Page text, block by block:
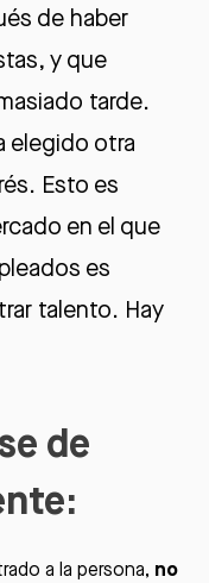
de haber
y que
tarde.
elegido otra
Esto es
en el que
es
talento. Hay
de
a la persona, no